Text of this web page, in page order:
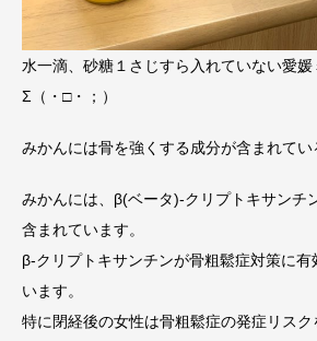
水一滴、砂糖１さじすら入れていない愛媛
Σ（・□・；）
みかんには骨を強くする成分が含まれてい
みかんには、β(ベータ)-クリプトキサンチ
含まれています。
β-クリプトキサンチンが骨粗鬆症対策に
います。
特に閉経後の女性は骨粗鬆症の発症リス